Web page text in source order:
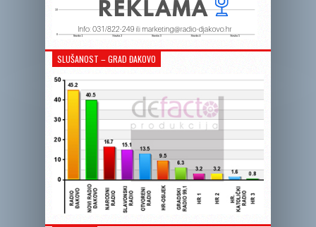
SLUŠANOST – GRAD ĐAKOVO